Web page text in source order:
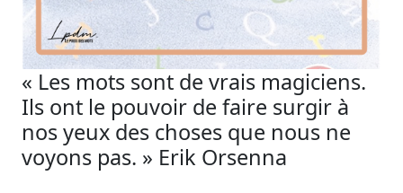
« Les mots sont de vrais magiciens.
Ils ont le pouvoir de faire surgir à
nos yeux des choses que nous ne
voyons pas. » Erik Orsenna